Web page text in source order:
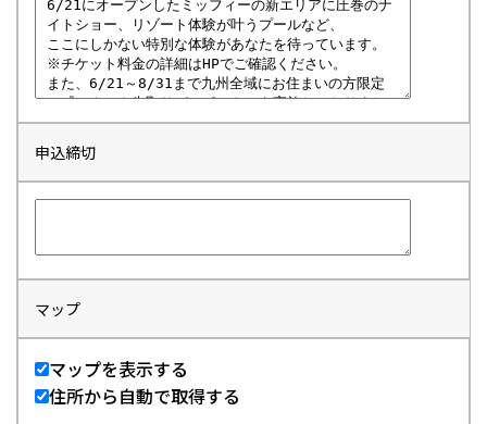
申込締切
マップ
マップを表示する
住所から自動で取得する